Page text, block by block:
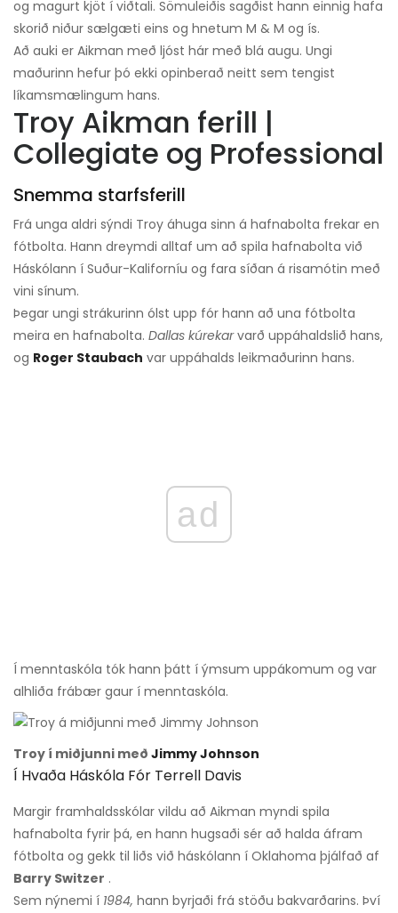
og magurt kjöt í viðtali. Sömuleiðis sagðist hann einnig hafa
skorið niður sælgæti eins og hnetum M & M og ís.
Að auki er Aikman með ljóst hár með blá augu. Ungi
maðurinn hefur þó ekki opinberað neitt sem tengist
líkamsmælingum hans.
Troy Aikman ferill |
Collegiate og Professional
Snemma starfsferill
Frá unga aldri sýndi Troy áhuga sinn á hafnabolta frekar en
fótbolta. Hann dreymdi alltaf um að spila hafnabolta við
Háskólann í Suður-Kaliforníu og fara síðan á risamótin með
vini sínum.
Þegar ungi strákurinn ólst upp fór hann að una fótbolta
meira en hafnabolta. Dallas kúrekarvarð uppáhaldslið hans,
og Roger Staubach var uppáhalds leikmaðurinn hans.
ad
Í menntaskóla tók hann þátt í ýmsum uppákomum og var
alhliða frábær gaur í menntaskóla.
Troy í miðjunni með Jimmy Johnson
Í Hvaða Háskóla Fór Terrell Davis
Margir framhaldsskólar vildu að Aikman myndi spila
hafnabolta fyrir þá, en hann hugsaði sér að halda áfram
fótbolta og gekk til liðs við háskólann í Oklahoma þjálfað af
Barry Switzer .
Sem nýnemi í 1984, hann byrjaði frá stöðu bakvarðarins. Því